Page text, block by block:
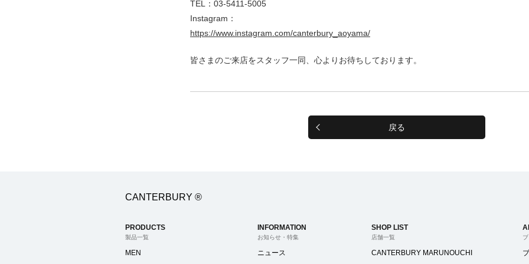
TEL：03-5411-5005
Instagram：
https://www.instagram.com/canterbury_aoyama/
皆さまのご来店をスタッフ一同、心よりお待ちしております。
戻る
CANTERBURY ®
PRODUCTS
製品一覧
MEN
INFORMATION
お知らせ・特集
ニュース
SHOP LIST
店舗一覧
CANTERBURY MARUNOUCHI